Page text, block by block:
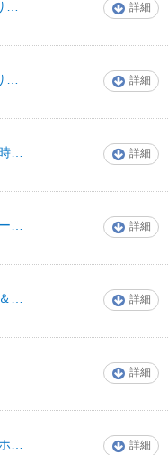
詳細
詳細
詳細
詳細
詳細
詳細
詳細